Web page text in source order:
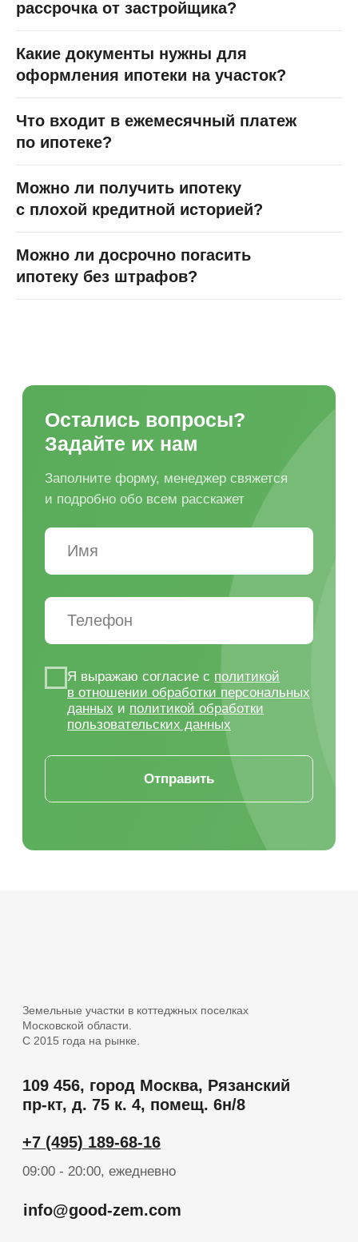
рассрочка от застройщика?
Какие документы нужны для
оформления ипотеки на участок?
Что входит в ежемесячный платеж
по ипотеке?
Можно ли получить ипотеку
с плохой кредитной историей?
Можно ли досрочно погасить
ипотеку без штрафов?